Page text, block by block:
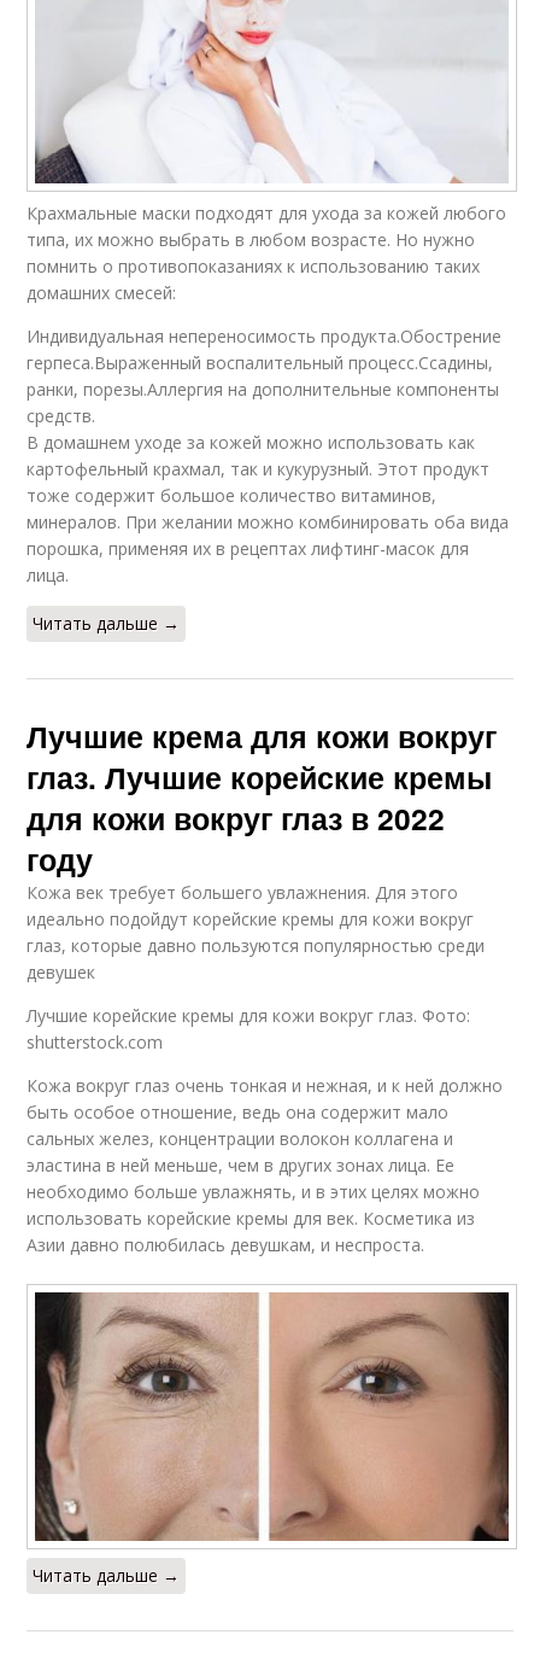
Крахмальные маски подходят для ухода за кожей любого
типа, их можно выбрать в любом возрасте. Но нужно
помнить о противопоказаниях к использованию таких
домашних смесей:
Индивидуальная непереносимость продукта.Обострение
герпеса.Выраженный воспалительный процесс.Ссадины,
ранки, порезы.Аллергия на дополнительные компоненты
средств.
В домашнем уходе за кожей можно использовать как
картофельный крахмал, так и кукурузный. Этот продукт
тоже содержит большое количество витаминов,
минералов. При желании можно комбинировать оба вида
порошка, применяя их в рецептах лифтинг-масок для
лица.
Читать дальше →
Лучшие крема для кожи вокруг
глаз. Лучшие корейские кремы
для кожи вокруг глаз в 2022
году
Кожа век требует большего увлажнения. Для этого
идеально подойдут корейские кремы для кожи вокруг
глаз, которые давно пользуются популярностью среди
девушек
Лучшие корейские кремы для кожи вокруг глаз. Фото:
shutterstock.com
Кожа вокруг глаз очень тонкая и нежная, и к ней должно
быть особое отношение, ведь она содержит мало
сальных желез, концентрации волокон коллагена и
эластина в ней меньше, чем в других зонах лица. Ее
необходимо больше увлажнять, и в этих целях можно
использовать корейские кремы для век. Косметика из
Азии давно полюбилась девушкам, и неспроста.
Читать дальше →